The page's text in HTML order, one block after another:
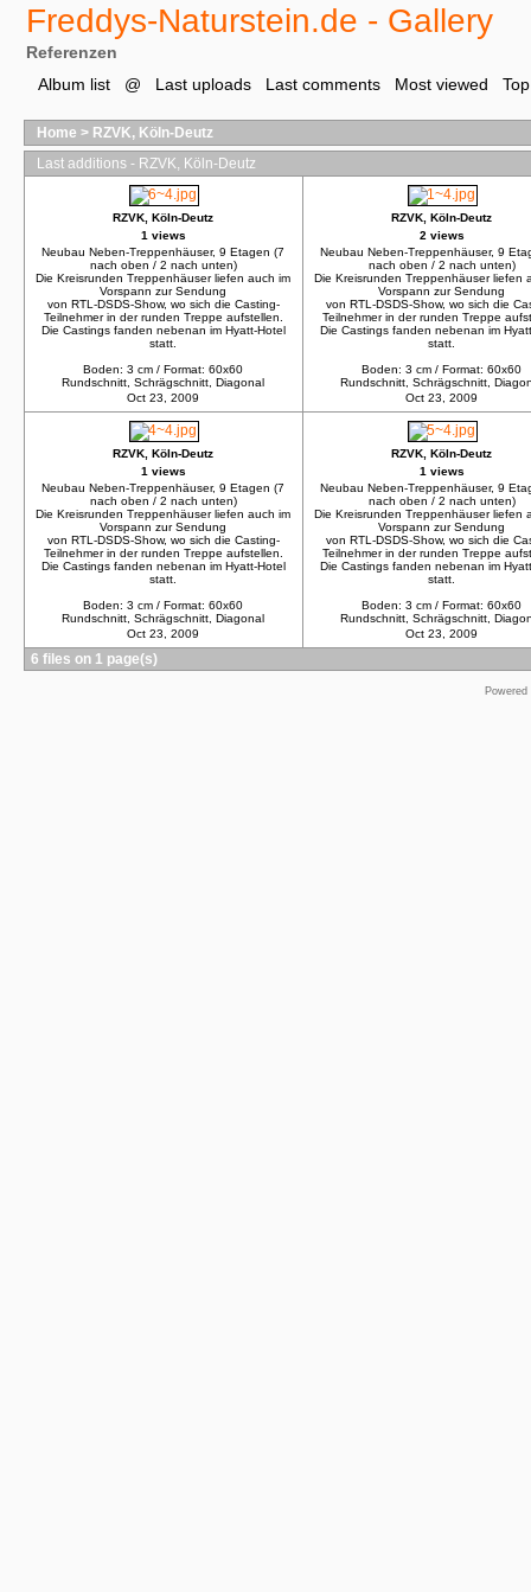
Freddys-Naturstein.de - Gallery
Referenzen
Album list
@ Last uploads Last comments Most viewed
Home > RZVK, Köln-Deutz
Last additions - RZVK, Köln-Deutz
RZVK, Köln-Deutz
1 views
Neubau Neben-Treppenhäuser, 9 Etagen (7
nach oben / 2 nach unten)
Die Kreisrunden Treppenhäuser liefen auch im
Vorspann zur Sendung
von RTL-DSDS-Show, wo sich die Casting-
Teilnehmer in der runden Treppe aufstellen.
Die Castings fanden nebenan im Hyatt-Hotel
statt.
Boden: 3 cm / Format: 60x60
Rundschnitt, Schrägschnitt, Diagonal
Oct 23, 2009
RZVK, Köln-Deutz
2 views
Neubau Neben-Treppenhäuser, 9
nach oben / 2 nach unten)
Die Kreisrunden Treppenhäuser liefen
Vorspann zur Sendung
von RTL-DSDS-Show, wo sich die
Teilnehmer in der runden Treppe
Die Castings fanden nebenan im
statt.
Boden: 3 cm / Format: 60x60
Rundschnitt, Schrägschnitt,
Oct 23, 2009
RZVK, Köln-Deutz
1 views
Neubau Neben-Treppenhäuser, 9 Etagen (7
nach oben / 2 nach unten)
Die Kreisrunden Treppenhäuser liefen auch im
Vorspann zur Sendung
von RTL-DSDS-Show, wo sich die Casting-
Teilnehmer in der runden Treppe aufstellen.
Die Castings fanden nebenan im Hyatt-Hotel
statt.
Boden: 3 cm / Format: 60x60
Rundschnitt, Schrägschnitt, Diagonal
Oct 23, 2009
RZVK, Köln-Deutz
1 views
Neubau Neben-Treppenhäuser, 9
nach oben / 2 nach unten)
Die Kreisrunden Treppenhäuser liefen
Vorspann zur Sendung
von RTL-DSDS-Show, wo sich die
Teilnehmer in der runden Treppe
Die Castings fanden nebenan im
statt.
Boden: 3 cm / Format: 60x60
Rundschnitt, Schrägschnitt,
Oct 23, 2009
6 files on 1 page(s)